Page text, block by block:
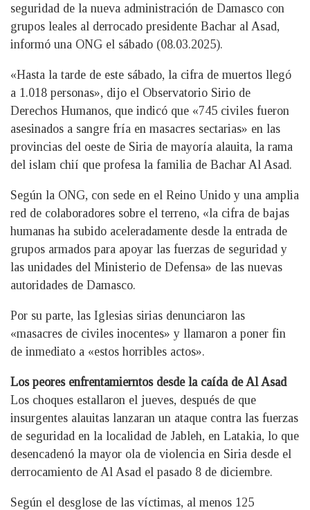
seguridad de la nueva administración de Damasco con
grupos leales al derrocado presidente Bachar al Asad,
informó una ONG el sábado (08.03.2025).
«Hasta la tarde de este sábado, la cifra de muertos llegó
a 1.018 personas», dijo el Observatorio Sirio de
Derechos Humanos, que indicó que «745 civiles fueron
asesinados a sangre fría en masacres sectarias» en las
provincias del oeste de Siria de mayoría alauita, la rama
del islam chií que profesa la familia de Bachar Al Asad.
Según la ONG, con sede en el Reino Unido y una amplia
red de colaboradores sobre el terreno, «la cifra de bajas
humanas ha subido aceleradamente desde la entrada de
grupos armados para apoyar las fuerzas de seguridad y
las unidades del Ministerio de Defensa» de las nuevas
autoridades de Damasco.
Por su parte, las Iglesias sirias denunciaron las
«masacres de civiles inocentes» y llamaron a poner fin
de inmediato a «estos horribles actos».
Los peores enfrentamierntos desde la caída de Al Asad
Los choques estallaron el jueves, después de que
insurgentes alauitas lanzaran un ataque contra las fuerzas
de seguridad en la localidad de Jableh, en Latakia, lo que
desencadenó la mayor ola de violencia en Siria desde el
derrocamiento de Al Asad el pasado 8 de diciembre.
Según el desglose de las víctimas, al menos 125